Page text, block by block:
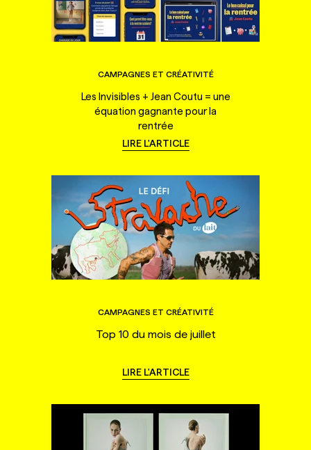
CAMPAGNES ET CRÉATIVITÉ
Les Invisibles + Jean Coutu = une
équation gagnante pour la
rentrée
LIRE L'ARTICLE
CAMPAGNES ET CRÉATIVITÉ
Top 10 du mois de juillet
LIRE L'ARTICLE